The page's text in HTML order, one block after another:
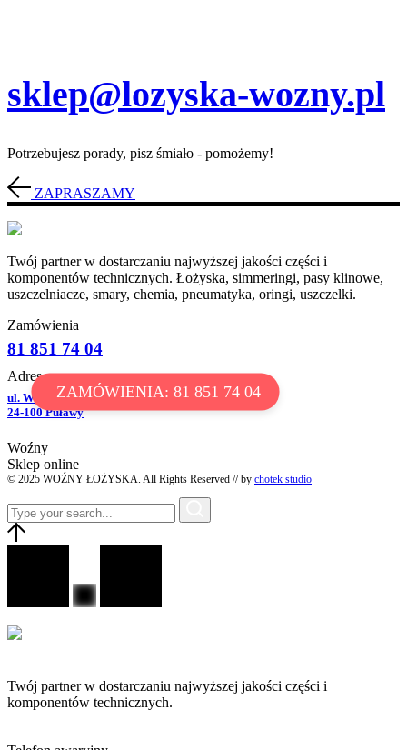
ZAMÓWIENIA: 81 851 74 04
sklep@lozyska-wozny.pl
Potrzebujesz porady, pisz śmiało - pomożemy!
ZAPRASZAMY
Twój partner w dostarczaniu najwyższej jakości części i
komponentów technicznych. Łożyska, simmeringi, pasy klinowe,
uszczelniacze, smary, chemia, pneumatyka, oringi, uszczelki.
Zamówienia
81 851 74 04
Adres
ul. Wróblewskiego 16D
24-100 Puławy
Woźny
Sklep online
© 2025 WOŹNY ŁOŻYSKA. All Rights Reserved // by chotek studio
Twój partner w dostarczaniu najwyższej jakości części i
komponentów technicznych.